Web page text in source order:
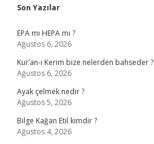
Sidebar
Son Yazılar
EPA mı HEPA mı ?
Ağustos 6, 2026
Kur’an-ı Kerim bize nelerden bahseder ?
Ağustos 6, 2026
Ayak çelmek nedir ?
Ağustos 5, 2026
Bilge Kağan Etil kimdir ?
Ağustos 4, 2026